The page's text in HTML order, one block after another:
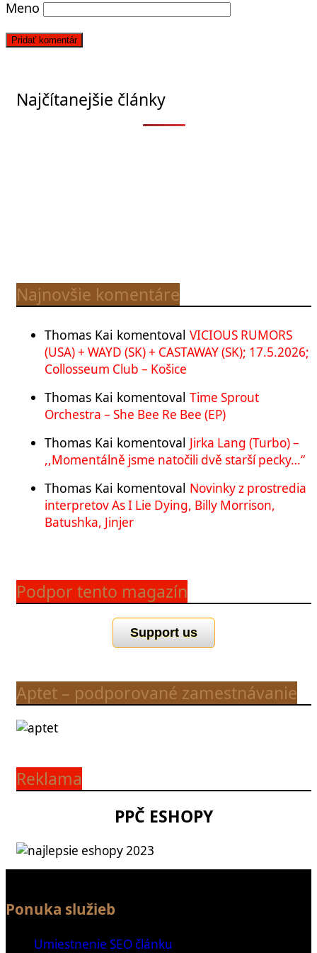
Meno
Najčítanejšie články
Najnovšie komentáre
Thomas Kai komentoval VICIOUS RUMORS
(USA) + WAYD (SK) + CASTAWAY (SK); 17.5.2026;
Collosseum Club – Košice
Thomas Kai komentoval Time Sprout
Orchestra – She Bee Re Bee (EP)
Thomas Kai komentoval Jirka Lang (Turbo) –
,,Momentálně jsme natočili dvě starší pecky…“
Thomas Kai komentoval Novinky z prostredia
interpretov As I Lie Dying, Billy Morrison,
Batushka, Jinjer
Podpor tento magazín
Support us
Aptet – podporované zamestnávanie
Reklama
PPČ ESHOPY
Ponuka služieb
Umiestnenie SEO článku